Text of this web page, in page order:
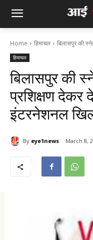
Home हिमाचल बिलासपुर की
हिमाचल
बिलासपुर की
प्रशिक्षण देकर
इंटरनेशनल
By eye1news March 8,